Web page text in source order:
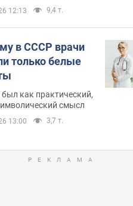
12:13 9,4 т.
в СССР врачи
только белые
был как практический,
смысл
13:00 3,7 т.